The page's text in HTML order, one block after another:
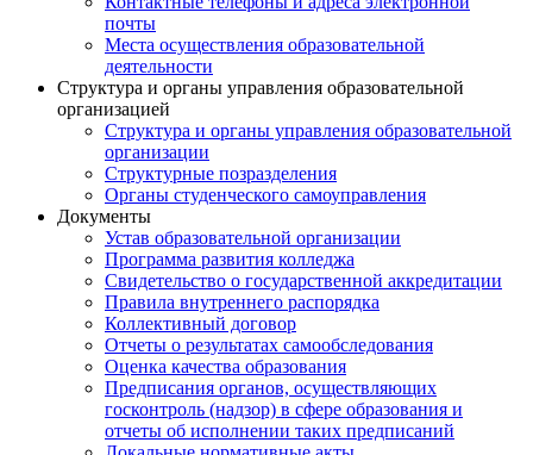
почты
Места осуществления образовательной
деятельности
Структура и органы управления образовательной
организацией
Структура и органы управления образовательной
организации
Структурные позразделения
Органы студенческого самоуправления
Документы
Устав образовательной организации
Программа развития колледжа
Свидетельство о государственной аккредитации
Правила внутреннего распорядка
Коллективный договор
Отчеты о результатах самообследования
Оценка качества образования
Предписания органов, осуществляющих
госконтроль (надзор) в сфере образования и
отчеты об исполнении таких предписаний